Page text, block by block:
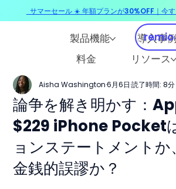
製品機能
導入事
料金
リソース
remio
論争を解き明かす：
$229 iPhone Pocket
ョンステートメントか
金銭的誤謬か？
Aisha Washington 6月6日 読了時間: 8分
サマーセール ☀️ 年額プランが30%OFF｜今